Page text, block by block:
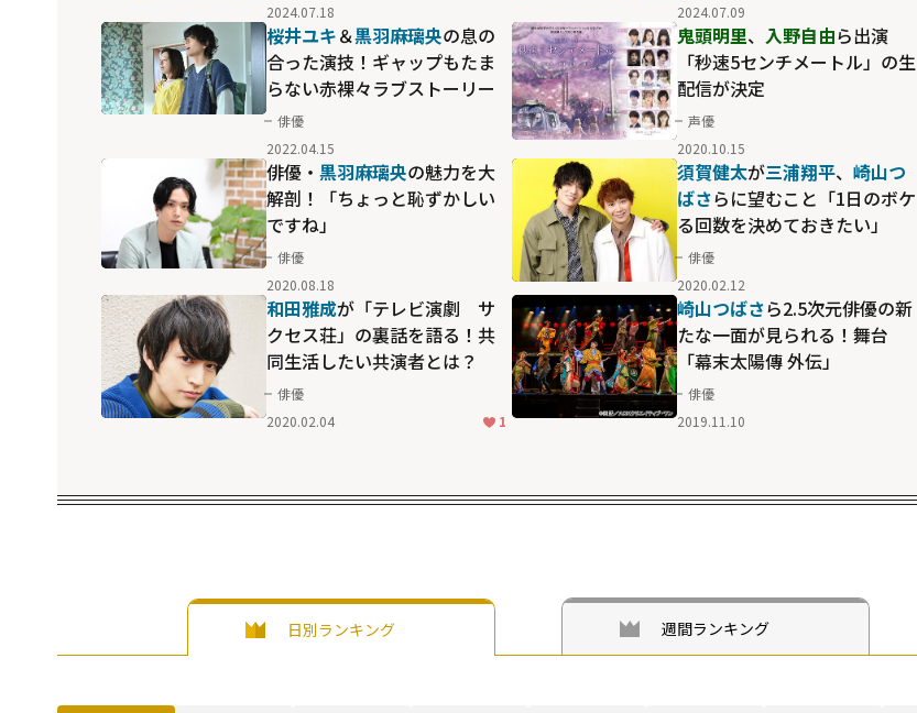
2024.07.18
2024.07.09
桜井ユキ＆黒羽麻璃央の息の
合った演技！ギャップもたま
らない赤裸々ラブストーリー
俳優
2022.04.15
鬼頭明里、 入野自由ら出演
「秒速5センチメートル」の生
配信が決定
声優
2020.10.15
俳優・ 黒羽麻璃央の魅力を大
解剖！「ちょっと恥ずかしい
ですね」
俳優
2020.08.18
須賀健太が三浦翔平、 崎山つ
ばさらに望むこと「1日のボケ
る回数を決めておきたい」
俳優
2020.02.12
和田雅成が「テレビ演劇 サ
クセス荘」の裏話を語る！共
同生活したい共演者とは？
俳優
2020.02.04
1
崎山つばさら2.5次元俳優の新
たな一面が見られる！舞台
「幕末太陽傳 外伝」
俳優
2019.11.10
日別ランキング 週間ランキング